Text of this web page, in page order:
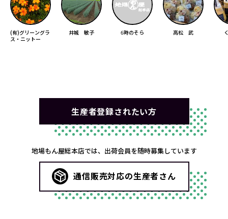
(有)グリーングラ
ス・ニットー
井城 敏子 6時のそら 高松 武
生産者登録されたい方
地場もん屋総本店では、出荷会員を随時募集しています
通信販売対応の生産者さん